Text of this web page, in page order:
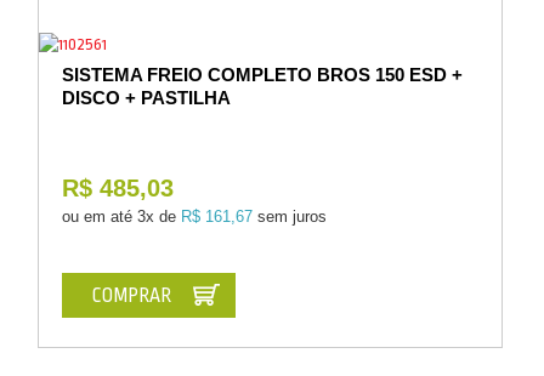
SISTEMA FREIO COMPLETO BROS 150 ESD +
DISCO + PASTILHA
R$ 485,03
ou em até 3x de R$ 161,67 sem juros
COMPRAR